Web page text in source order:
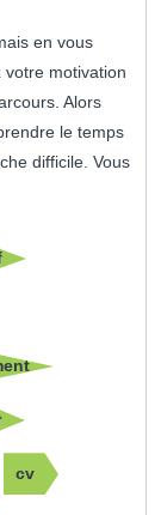
en vous
motivation
Alors
le temps
difficile. Vous
cv